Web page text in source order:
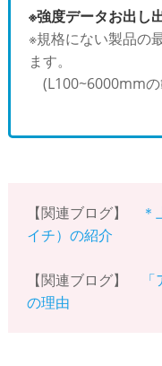
※強度データお出し
※規格にない製品の
ます。
(L100~6000mm
【関連ブログ】
イチ）の紹介
【関連ブログ】
の理由